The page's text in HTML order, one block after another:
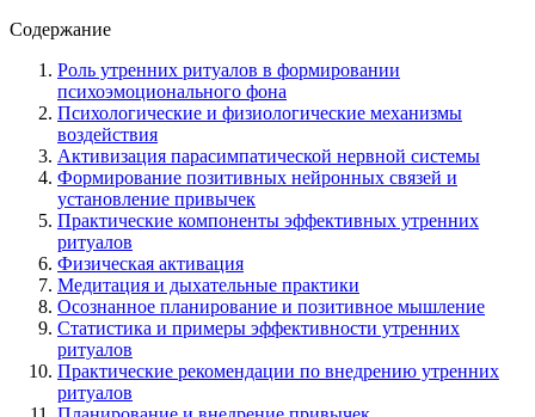
Содержание
Роль утренних ритуалов в формировании
психоэмоционального фона
Психологические и физиологические механизмы
воздействия
Активизация парасимпатической нервной системы
Формирование позитивных нейронных связей и
установление привычек
Практические компоненты эффективных утренних
ритуалов
Физическая активация
Медитация и дыхательные практики
Осознанное планирование и позитивное мышление
Статистика и примеры эффективности утренних
ритуалов
Практические рекомендации по внедрению утренних
ритуалов